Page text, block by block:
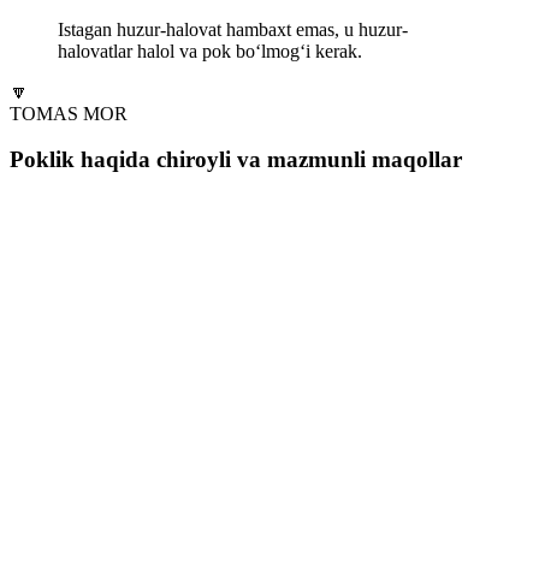
Istagan huzur-halovat hambaxt emas, u huzur-
halovatlar halol va pok bo‘lmog‘i kerak.
🔽
TOMAS MOR
Poklik haqida chiroyli va mazmunli maqollar